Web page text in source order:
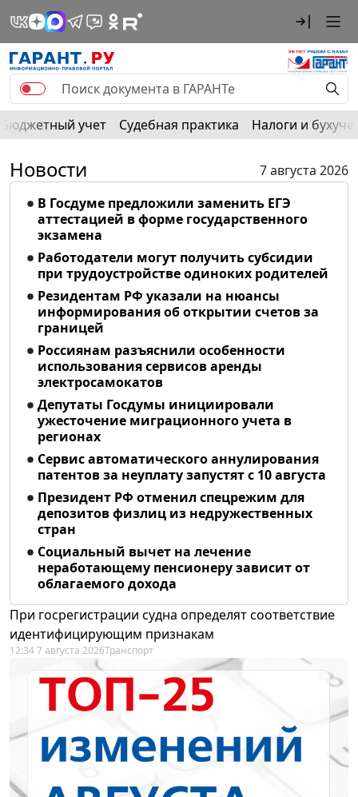
Бюджетный учет Судебная практика Налоги и
Новости
7 августа 2026
В Госдуме предложили заменить ЕГЭ
аттестацией в форме государственного
экзамена
Работодатели могут получить субсидии
при трудоустройстве одиноких родителей
Резидентам РФ указали на нюансы
информирования об открытии счетов за
границей
Россиянам разъяснили особенности
использования сервисов аренды
электросамокатов
Депутаты Госдумы инициировали
ужесточение миграционного учета в
регионах
Сервис автоматического аннулирования
патентов за неуплату запустят с 10 августа
Президент РФ отменил спецрежим для
депозитов физлиц из недружественных
стран
Социальный вычет на лечение
неработающему пенсионеру зависит от
облагаемого дохода
При госрегистрации судна определят соответствие
идентифицирующим признакам
12:34 7 августа 2026Транспорт